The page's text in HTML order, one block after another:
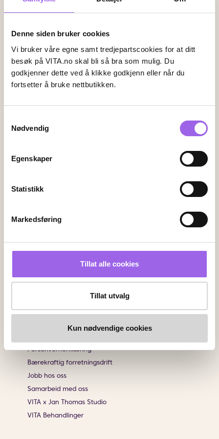
Denne siden bruker cookies
Vi bruker våre egne samt tredjepartscookies for at ditt
besøk på VITA.no skal bli så bra som mulig. Du
godkjenner dette ved å klikke godkjenn eller når du
fortsetter å bruke nettbutikken.
Nødvendig
Egenskaper
Statistikk
Markedsføring
Tillat alle cookies
Tillat utvalg
Kun nødvendige cookies
Leveringsalternativer
Vi leverer med
Kontakt oss
Klikk & Hent
Brukeromtaler
Informasjon
Personvernerklæring
Bærekraftig forretningsdrift
Jobb hos oss
Samarbeid med oss
VITA x Jan Thomas Studio
VITA Behandlinger